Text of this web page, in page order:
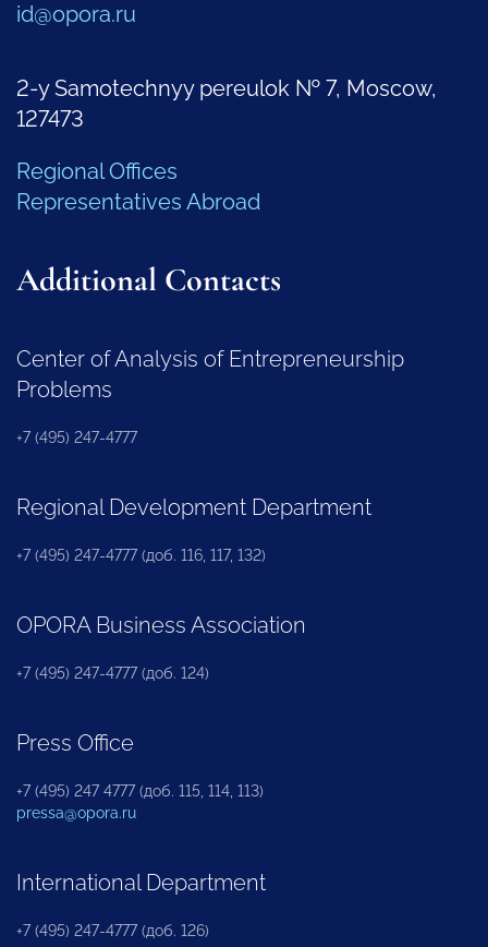
id@opora.ru
2-y Samotechnyy pereulok № 7, Moscow,
127473
Regional Offices
Representatives Abroad
Additional Contacts
Center of Analysis of Entrepreneurship
Problems
+7 (495) 247-4777
Regional Development Department
+7 (495) 247-4777 (доб. 116, 117, 132)
OPORA Business Association
+7 (495) 247-4777 (доб. 124)
Press Office
+7 (495) 247 4777 (доб. 115, 114, 113)
pressa@opora.ru
International Department
+7 (495) 247-4777 (доб. 126)